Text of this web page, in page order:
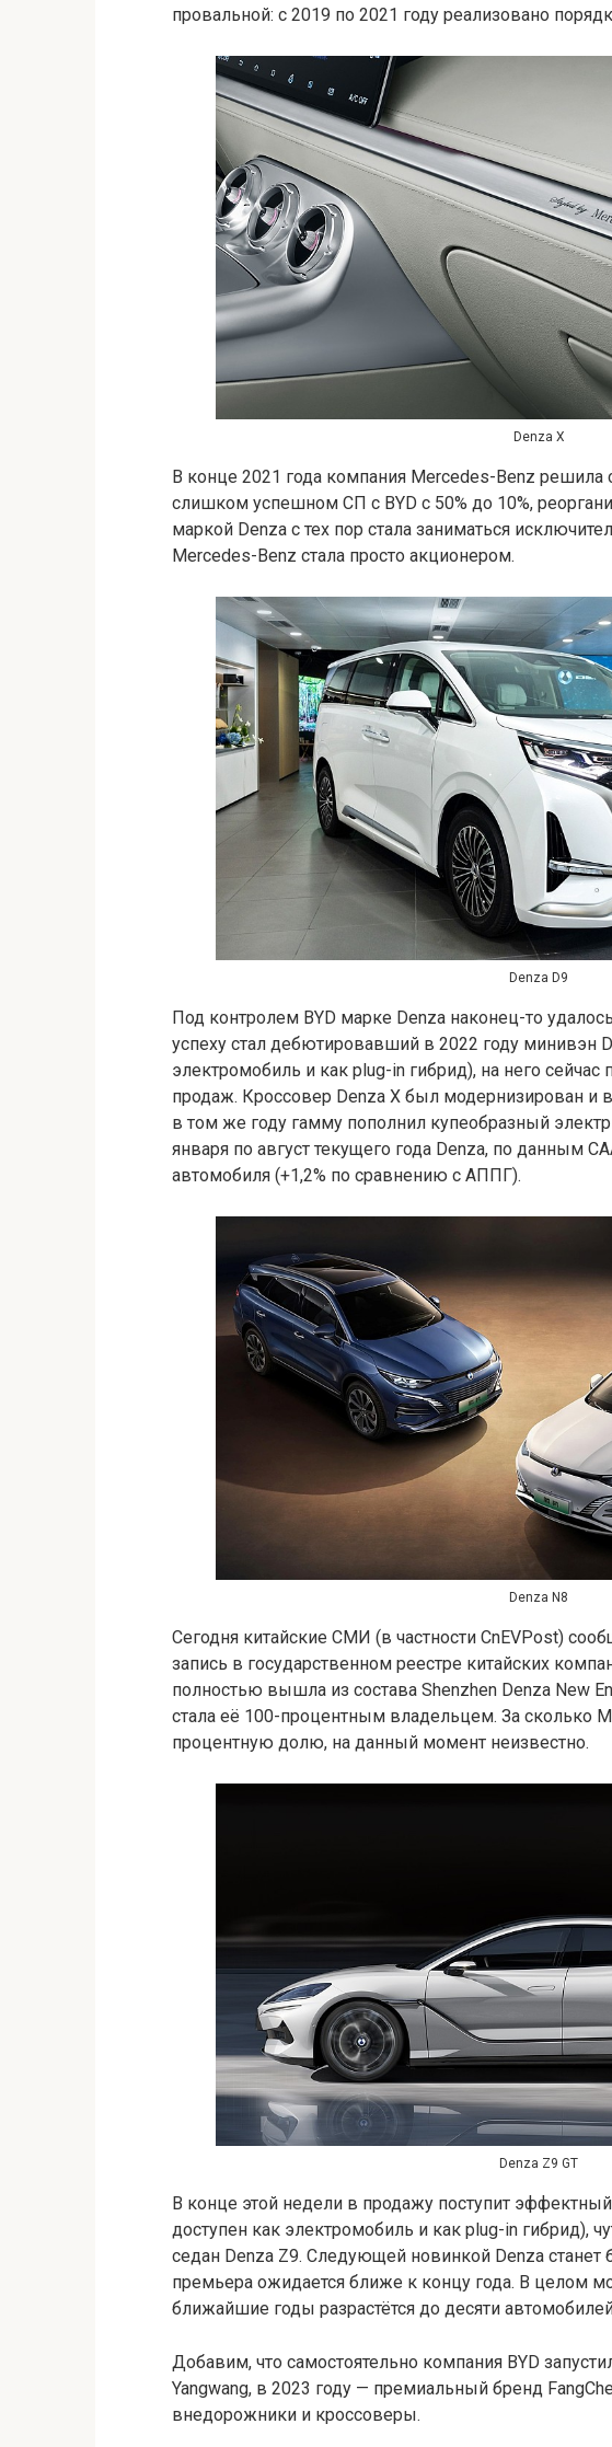
провальной: с 2019 по 2021 году реализовано
Denza X
В конце 2021 года компания Mercedes-Benz
слишком успешном СП с BYD с 50% до 10%,
маркой Denza с тех пор стала заниматься
Mercedes-Benz стала просто акционером.
Denza D9
Под контролем BYD марке Denza наконец-то
успеху стал дебютировавший в 2022 году минивэн
электромобиль и как plug-in гибрид), на него
продаж. Кроссовер Denza X был модернизирован и
в том же году гамму пополнил купеобразный
января по август текущего года Denza, по данным
автомобиля (+1,2% по сравнению с АППГ).
Denza N8
Сегодня китайские СМИ (в частности CnEVPost)
запись в государственном реестре китайских
полностью вышла из состава Shenzhen Denza New
стала её 100-процентным владельцем. За сколько
процентную долю, на данный момент неизвестно.
Denza Z9 GT
В конце этой недели в продажу поступит
доступен как электромобиль и как plug-in гибрид),
седан Denza Z9. Следующей новинкой Denza
премьера ожидается ближе к концу года. В целом
ближайшие годы разрастётся до десяти
Добавим, что самостоятельно компания BYD
Yangwang, в 2023 году — премиальный бренд
внедорожники и кроссоверы.